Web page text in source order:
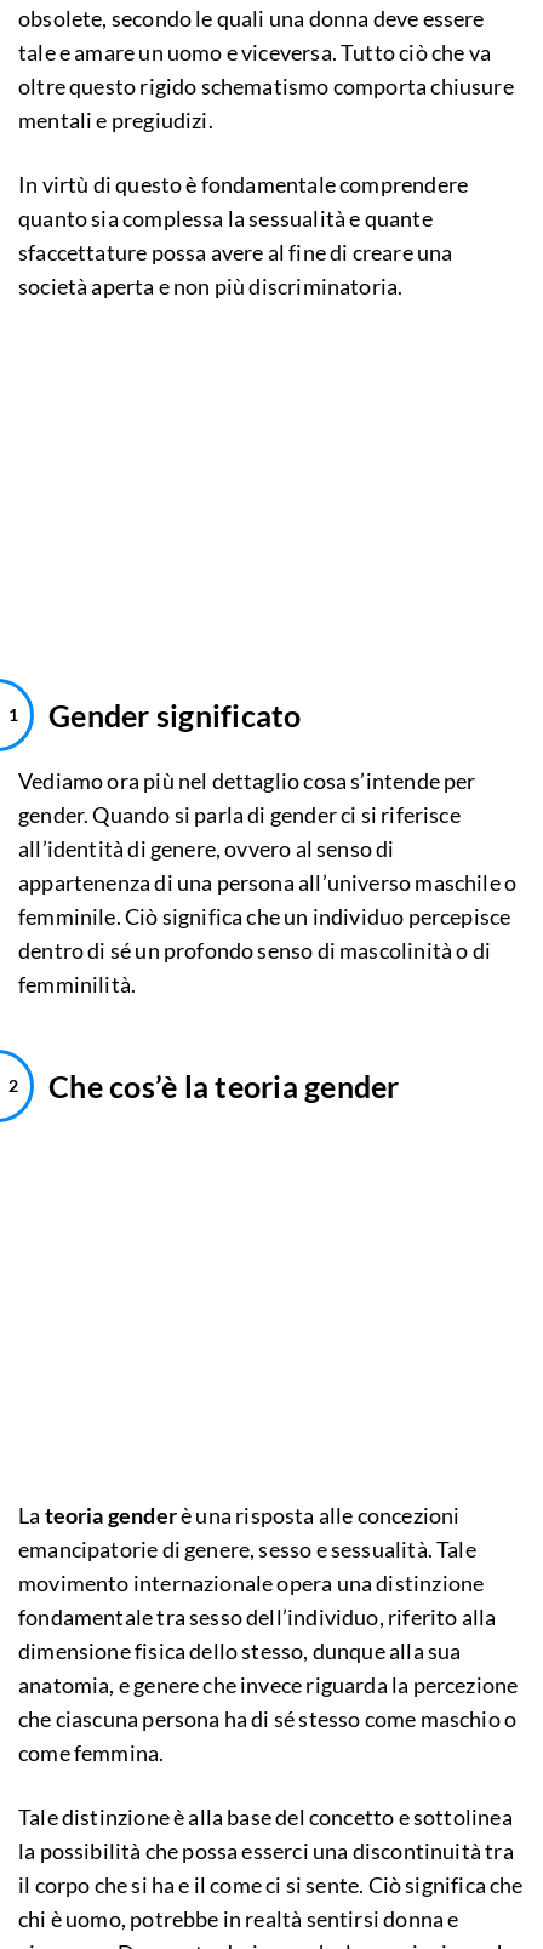
obsolete, secondo le quali una donna deve essere
tale e amare un uomo e viceversa. Tutto ciò che va
oltre questo rigido schematismo comporta chiusure
mentali e pregiudizi.
In virtù di questo è fondamentale comprendere
quanto sia complessa la sessualità e quante
sfaccettature possa avere al fine di creare una
società aperta e non più discriminatoria.
Gender significato
Vediamo ora più nel dettaglio cosa s’intende per
gender. Quando si parla di gender ci si riferisce
all’identità di genere, ovvero al senso di
appartenenza di una persona all’universo maschile o
femminile. Ciò significa che un individuo percepisce
dentro di sé un profondo senso di mascolinità o di
femminilità.
Che cos’è la teoria gender
La teoria genderè una risposta alle concezioni
emancipatorie di genere, sesso e sessualità. Tale
movimento internazionale opera una distinzione
fondamentale tra sesso dell’individuo, riferito alla
dimensione fisica dello stesso, dunque alla sua
anatomia, e genere che invece riguarda la percezione
che ciascuna persona ha di sé stesso come maschio o
come femmina.
Tale distinzione è alla base del concetto e sottolinea
la possibilità che possa esserci una discontinuità tra
il corpo che si ha e il come ci si sente. Ciò significa che
chi è uomo, potrebbe in realtà sentirsi donna e